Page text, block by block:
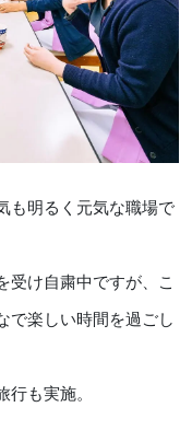
も明るく元気な職場で
受け自粛中ですが、こ
で楽しい時間を過ごし
も実施。